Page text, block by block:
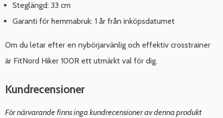
Steglängd: 33 cm
Garanti för hemmabruk: 1 år från inköpsdatumet
Om du letar efter en nybörjarvänlig och effektiv crosstrainer
är FitNord Hiker 100R ett utmärkt val för dig.
Kundrecensioner
För närvarande finns inga kundrecensioner av denna produkt